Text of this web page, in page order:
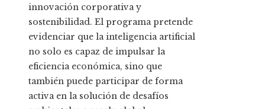
innovación corporativa y
sostenibilidad. El programa pretende
evidenciar que la inteligencia artificial
no solo es capaz de impulsar la
eficiencia económica, sino que
también puede participar de forma
activa en la solución de desafíos